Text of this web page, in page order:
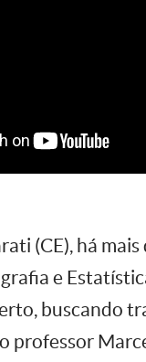
(CE), há
e
buscando
professor